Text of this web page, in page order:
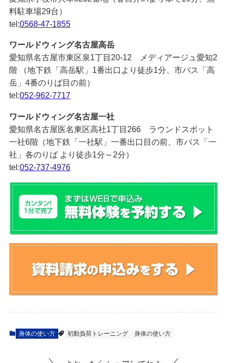
料駐車場29台）
tel:0568-47-1855
ワールドウィング名古屋高岳
愛知県名古屋市東区泉1丁目20-12 メディアージュ愛知2
階 （地下鉄「高岳駅」1番出口より徒歩1分、市バス「高
岳」4番のりば目の前）
tel:052-962-7717
ワールドウィング名古屋一社
愛知県名古屋医名東区高社1丁目266 ラウンドスポット
一社6階（地下鉄「一社駅」一番出口目の前、市バス「一
社」各のりば より徒歩1分～2分）
tel:052-737-4976
身体の使い方 初動負荷トレーニング 身体の使い方